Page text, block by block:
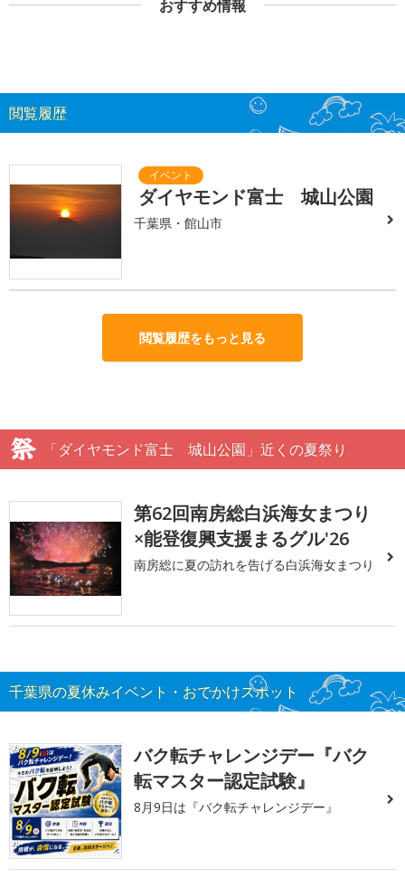
おすすめ情報
閲覧履歴
ダイヤモンド富士 城山公園
千葉県・館山市
閲覧履歴をもっと見る
「ダイヤモンド富士 城山公園」近くの夏祭り
第62回南房総白浜海女まつり
×能登復興支援まるグル'26
南房総に夏の訪れを告げる白浜海女まつり
千葉県の夏休みイベント・おでかけスポット
バク転チャレンジデー『バク
転マスター認定試験』
8月9日は『バク転チャレンジデー』